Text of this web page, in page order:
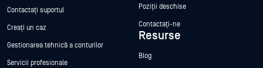
Contactați suportul
Creați un caz
Gestionarea tehnică a conturilor
Servicii profesionale
Poziții deschise
Contactați-ne
Resurse
Blog